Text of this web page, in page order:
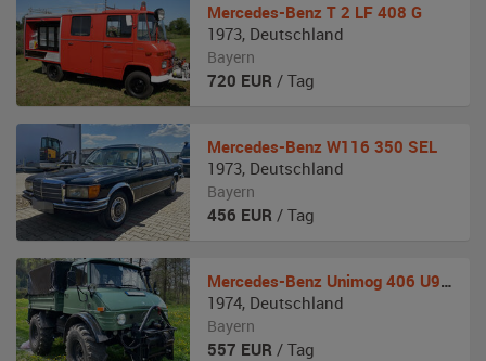
Mercedes-Benz T 2 LF 408 G
1973, Deutschland
Bayern
720 EUR / Tag
Mercedes-Benz W116 350 SEL
1973, Deutschland
Bayern
456 EUR / Tag
Mercedes-Benz Unimog 406 U900
1974, Deutschland
Bayern
557 EUR / Tag